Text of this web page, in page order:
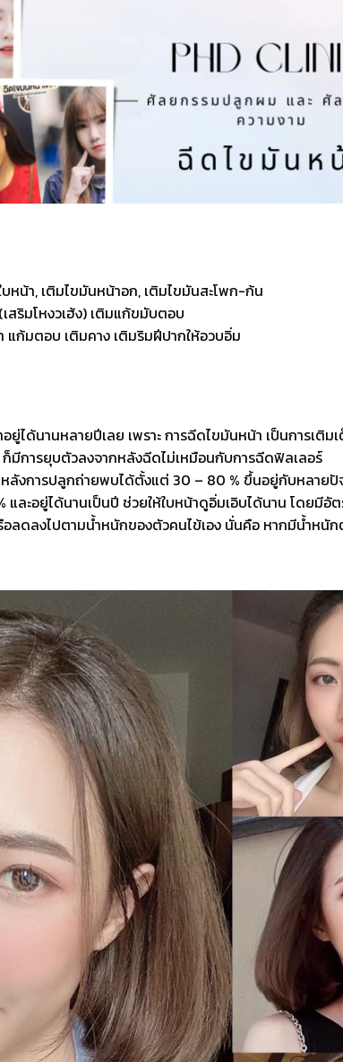
หน้า, เติมไขมันหน้าอก, เติมไขมันสะโพก-ก้น
สริมโหงวเฮ้ง) เติมแก้ขมับตอบ
ก้มตอบ เติมคาง เติมริมฝีปากให้อวบอิ่ม
ด้นานหลายปีเลย เพราะ การฉีดไขมันหน้า เป็นการเติม
มีการยุบตัวลงจากหลังฉีดไม่เหมือนกับการฉีดฟิลเลอร์
ลังการปลูกถ่ายพบได้ตั้งแต่ 30 – 80 % ขึ้นอยู่กับหลาย
ละอยู่ได้นานเป็นปี ช่วยให้ใบหน้าดูอิ่มเอิบได้นาน โดยมี
อลดลงไปตามน้ำหนักของตัวคนไข้เอง นั่นคือ หากมีน้ำห